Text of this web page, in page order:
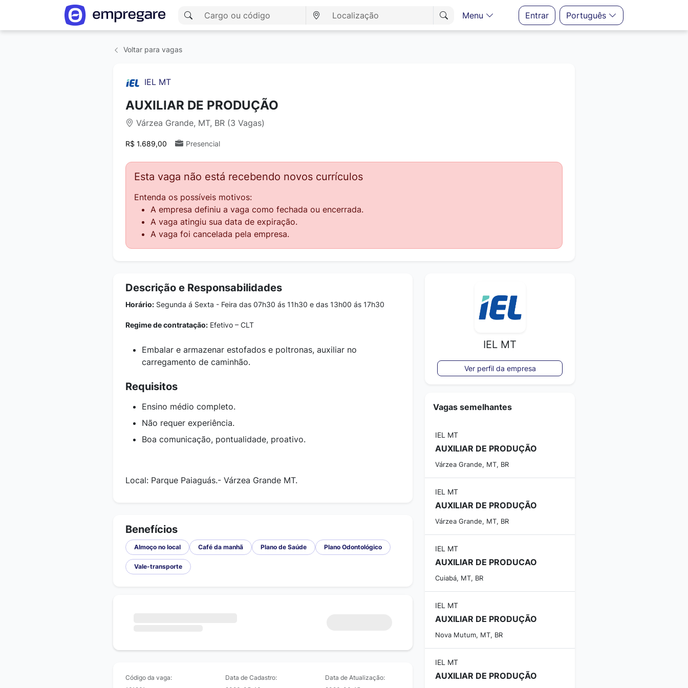
Menu Entrar Português
Voltar para vagas
IEL MT
AUXILIAR DE PRODUÇÃO
Várzea Grande, MT, BR (3 Vagas)
R$ 1.689,00 Presencial
Esta vaga não está recebendo novos currículos
Entenda os possíveis motivos:
A empresa definiu a vaga como fechada ou encerrada.
A vaga atingiu sua data de expiração.
A vaga foi cancelada pela empresa.
Descrição e Responsabilidades
Horário: Segunda á Sexta - Feira das 07h30 ás 11h30 e das 13h00 ás 17h30
Regime de contratação: Efetivo – CLT
Embalar e armazenar estofados e poltronas, auxiliar no
carregamento de caminhão.
Requisitos
Ensino médio completo.
Não requer experiência.
Boa comunicação, pontualidade, proativo.
Local: Parque Paiaguás.- Várzea Grande MT.
Benefícios
Almoço no local Café da manhã Plano de Saúde Plano Odontológico
Vale-transporte
Código da vaga:
Data de Cadastro:
Data de Atualização:
IEL MT
Ver perfil da empresa
Vagas semelhantes
IEL MT
AUXILIAR DE PRODUÇÃO
Várzea Grande, MT, BR
IEL MT
AUXILIAR DE PRODUÇÃO
Várzea Grande, MT, BR
IEL MT
AUXILIAR DE PRODUCAO
Cuiabá, MT, BR
IEL MT
AUXILIAR DE PRODUÇÃO
Nova Mutum, MT, BR
IEL MT
AUXILIAR DE PRODUÇÃO